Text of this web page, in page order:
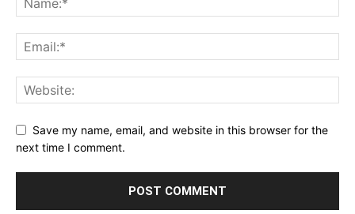
Save my name, email, and website in this browser for the
next time I comment.